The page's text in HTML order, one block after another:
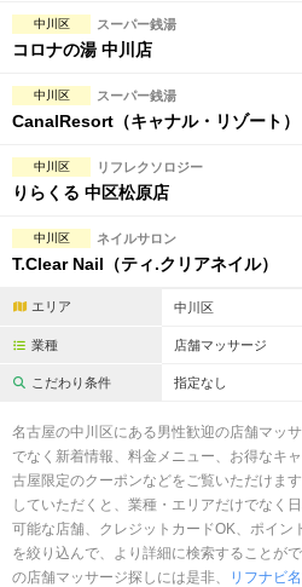
日本人スタッフのみ
スタッフ指名可
閉じる
中川区 スーパー銭湯
コロナの湯 中川店
中川区 スーパー銭湯
CanalResort（キャナル・リゾート）
中川区 リフレクソロジー
りらくる 中区松原店
中川区 ネイルサロン
T.Clear Nail（ティ.クリアネイル）
エリア 中川区
業種 店舗マッサージ
こだわり条件 指定なし
名古屋の中川区にある男性歓迎の店舗マッ
でなく新着情報、料金メニュー、お得なキ
古屋限定のクーポンなどをご覧いただけま
していただくと、業種・エリアだけでなく
可能な店舗、クレジットカードOK、ポイン
を絞り込んで、より詳細に検索することが
の店舗マッサージ探しには是非、
リフナビ